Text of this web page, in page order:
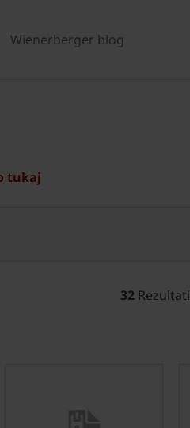
Wienerberger blog
tukaj
32 Rezultati